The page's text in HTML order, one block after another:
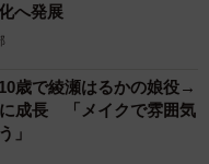
へ発展
歳で綾瀬はるかの娘役→
成長 「メイクで雰囲気
」